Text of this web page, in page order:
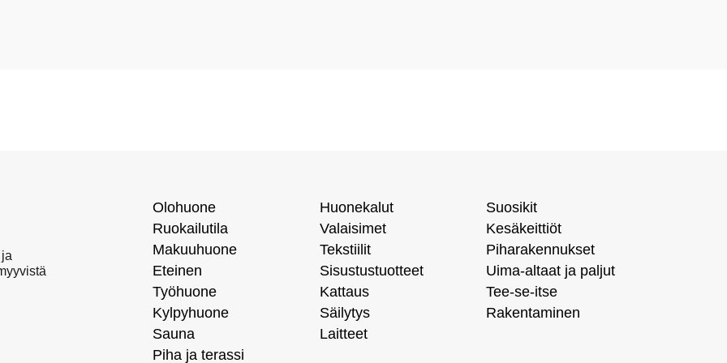
Olohuone
Ruokailutila
Makuuhuone
Eteinen
Työhuone
Kylpyhuone
Sauna
Piha ja terassi
Huonekalut
Valaisimet
Tekstiilit
Sisustustuotteet
Kattaus
Säilytys
Laitteet
Suosikit
Kesäkeittiöt
Piharakennukset
Uima-altaat ja paljut
Tee-se-itse
Rakentaminen